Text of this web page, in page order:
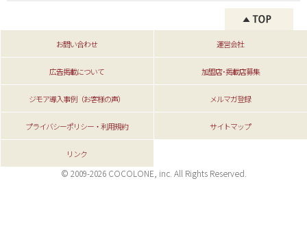
お問い合わせ 運営会社
広告掲載について 加盟店･掲載店募集
ジモア導入事例（お客様の声） メルマガ登録
プライバシーポリシー・利用規約 サイトマップ
リンク
© 2009-2026 COCOLONE, inc. All Rights Reserved.